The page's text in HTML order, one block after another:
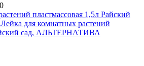
пластмассовая 1,5л Райский
Лейка для комнатных растений
сад, АЛЬТЕРНАТИВА